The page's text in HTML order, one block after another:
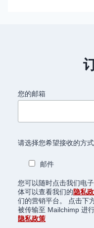
您的邮箱
请选择您希望接收的方
邮件
您可以随时点击我们电
体可以查看我们的隐私
们的营销平台。 点击下
被传输至 Mailchimp 进
隐私政策